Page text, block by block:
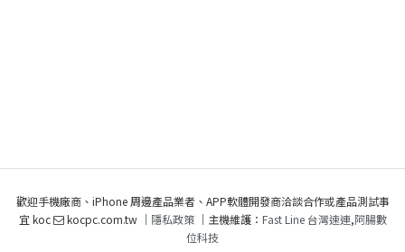
歡迎手機廠商、iPhone 周邊產品業者、APP軟體開發商洽談合作或產品測試事
宜 koc
kocpc.com.tw ｜ 隱私政策｜主機維護： Fast Line 台灣速連,阿腸數
位科技